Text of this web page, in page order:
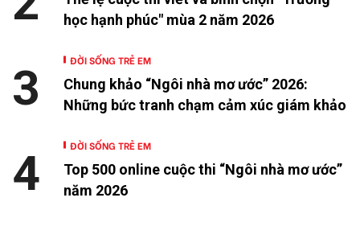
học hạnh phúc" mùa 2 năm 2026
ĐỜI SỐNG TRẺ EM
Chung khảo “Ngôi nhà mơ ước” 2026:
Những bức tranh chạm cảm xúc giám khảo
3
ĐỜI SỐNG TRẺ EM
Top 500 online cuộc thi “Ngôi nhà mơ ước”
năm 2026
4